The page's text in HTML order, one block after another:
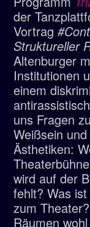
der
Vortrag
Struktureller
Altenburger
Institutionen
einem
uns Fragen zu
Weißsein
Ästhetiken:
wird auf der
fehlt? Was
zum
Räumen